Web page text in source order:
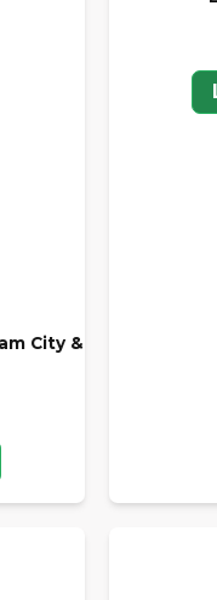
City &